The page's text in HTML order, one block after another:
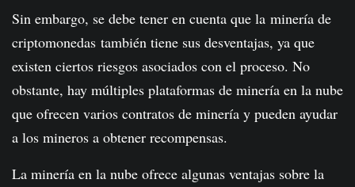
Sin embargo, se debe tener en cuenta que la minería de
criptomonedas también tiene sus desventajas, ya que
existen ciertos riesgos asociados con el proceso. No
obstante, hay múltiples plataformas de minería en la nube
que ofrecen varios contratos de minería y pueden ayudar
a los mineros a obtener recompensas.
La minería en la nube ofrece algunas ventajas sobre la